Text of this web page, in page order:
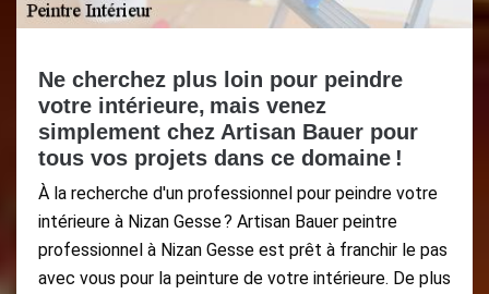
Ne cherchez plus loin pour peindre
votre intérieure, mais venez
simplement chez Artisan Bauer pour
tous vos projets dans ce domaine !
À la recherche d'un professionnel pour peindre votre
intérieure à Nizan Gesse ? Artisan Bauer peintre
professionnel à Nizan Gesse est prêt à franchir le pas
avec vous pour la peinture de votre intérieure. De plus